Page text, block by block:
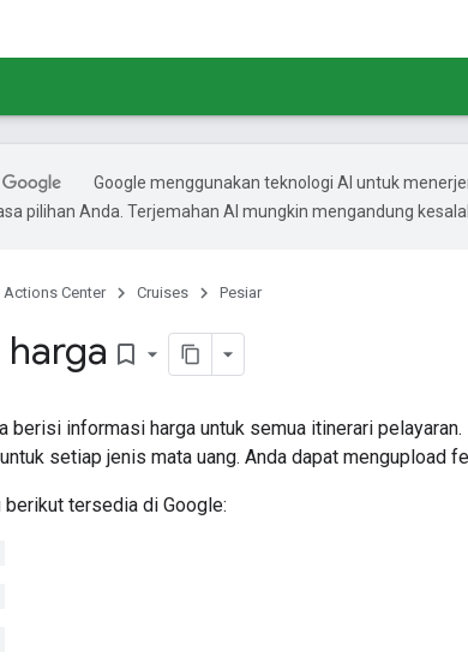
Google menggunakan teknologi AI untuk
pilihan Anda. Terjemahan AI mungkin mengandung
Actions Center Cruises Pesiar
harga bookmark_border
berisi informasi harga untuk semua itinerari
setiap jenis mata uang. Anda dapat mengupload
berikut tersedia di Google: